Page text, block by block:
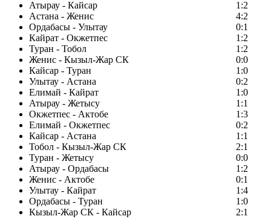
Атырау - Кайсар
1:2
Астана - Женис
4:2
Ордабасы - Улытау
0:1
Кайрат - Окжетпес
1:2
Туран - Тобол
1:2
Женис - Кызыл-Жар СК
0:0
Кайсар - Туран
1:0
Улытау - Астана
0:2
Елимай - Кайрат
1:0
Атырау - Жетысу
1:1
Окжетпес - Актобе
1:3
Елимай - Окжетпес
0:2
Кайсар - Астана
1:1
Тобол - Кызыл-Жар СК
2:1
Туран - Жетысу
0:0
Атырау - Ордабасы
1:2
Женис - Актобе
0:1
Улытау - Кайрат
1:4
Ордабасы - Туран
1:0
Кызыл-Жар СК - Кайсар
2:1